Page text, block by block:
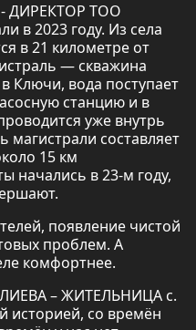
ДИРЕКТОР ТОО
в 2023 году. Из села
в 21 километре от
— скважина
Ключи, вода поступает
станцию и в
уже внутрь
составляет
15 км
начались в 23-м году,
появление чистой
проблем. А
комфортнее.
– ЖИТЕЛЬНИЦА с.
со времён